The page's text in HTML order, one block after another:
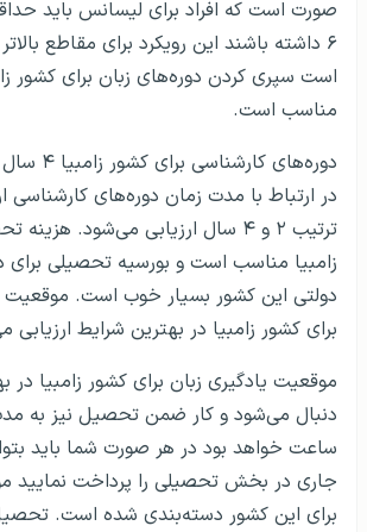
صورت است که افراد برای لیسانس باید
است سپری کردن دوره‌های زبان برای کشور
مناسب است.
دوره‌های
در ارتباط با مدت زمان دوره‌های کارشناسی
ترتیب ۲ و ۴ سال ارزیابی می‌شود.
زامبیا مناسب است و بورسیه تحصیلی برای
دولتی این کشور بسیار خوب است. موقعیت
برای کشور زامبیا در بهترین شرایط ارزیابی
موقعیت یادگیری زبان برای کشور زامبیا در
ساعت خواهد بود در هر صورت شما باید
جاری در بخش تحصیلی را پرداخت نمایید
برای این کشور دسته‌بندی شده است.